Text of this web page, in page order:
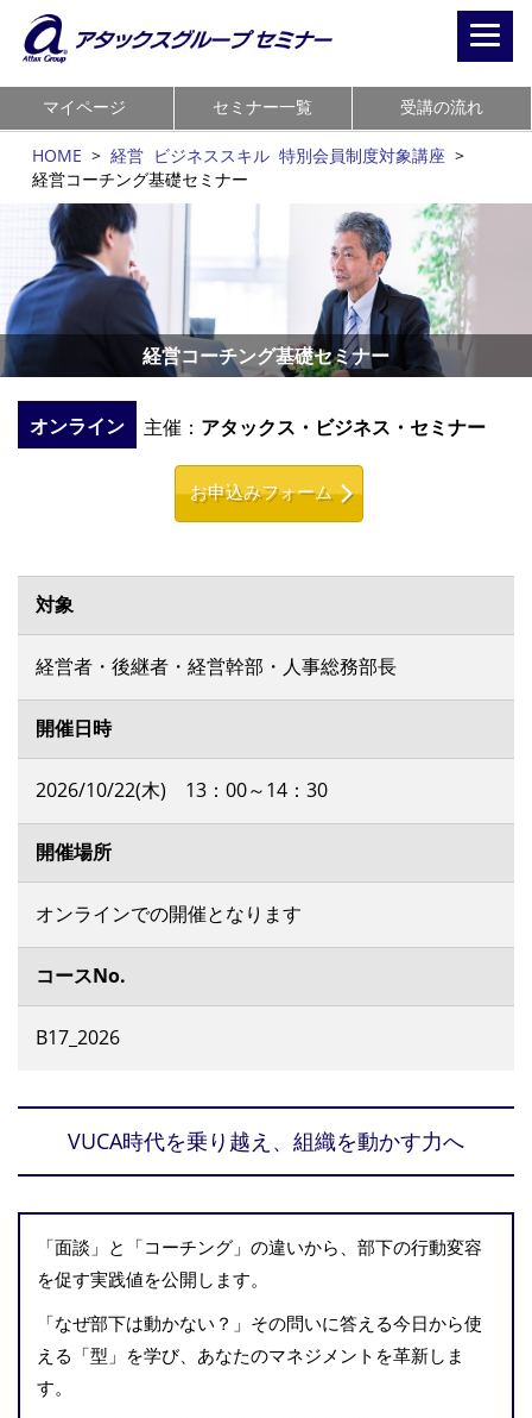
マイページ セミナー一覧 受講の流れ
HOME > 経営 ビジネススキル 特別会員制度対象講座 >
経営コーチング基礎セミナー
経営コーチング基礎セミナー
オンライン 主催： アタックス・ビジネス・セミナー
お申込みフォーム
対象
経営者・後継者・経営幹部・人事総務部長
開催日時
2026/10/22(木) 13：00～14：30
開催場所
オンラインでの開催となります
コースNo.
B17_2026
VUCA時代を乗り越え、組織を動かす力へ
「面談」と「コーチング」の違いから、部下の行動変容
を促す実践値を公開します。
「なぜ部下は動かない？」その問いに答える今日から使
える「型」を学び、あなたのマネジメントを革新しま
す。